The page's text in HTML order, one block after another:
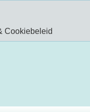
Cookiebeleid